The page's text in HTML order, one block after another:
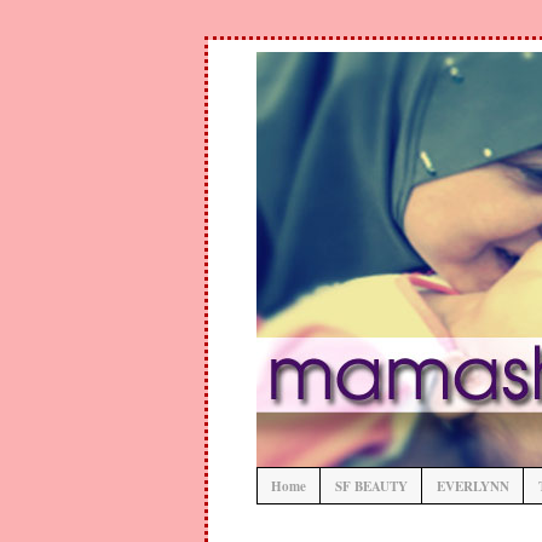
Home SF BEAUTY EVERLYNN